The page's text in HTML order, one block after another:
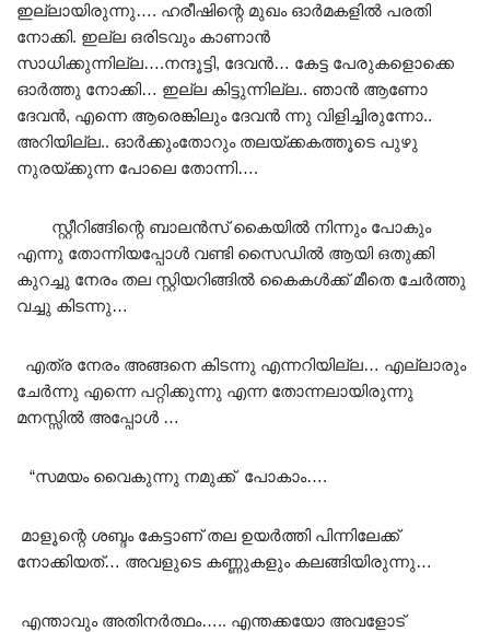
ഇല്ലായിരുന്നു…. ഹരീഷിന്റെ മുഖം ഓർമകളിൽ പരതി
നോക്കി. ഇല്ല ഒരിടവും കാണാൻ
സാധിക്കുന്നില്ല….നന്ദൂട്ടി, ദേവൻ… കേട്ട പേരുകളൊക്കെ
ഓർത്തു നോക്കി… ഇല്ല കിട്ടുന്നില്ല.. ഞാൻ ആണോ
ദേവൻ, എന്നെ ആരെങ്കിലും ദേവൻ ന്നു വിളിച്ചിരുന്നോ..
അറിയില്ല.. ഓർക്കുംതോറും തലയ്ക്കകത്തൂടെ പുഴു
നുരയ്ക്കുന്ന പോലെ തോന്നി….
സ്റ്റീറിങ്ങിന്റെ ബാലൻസ് കൈയിൽ നിന്നും പോകും
എന്നു തോന്നിയപ്പോൾ വണ്ടി സൈഡിൽ ആയി ഒതുക്കി
കുറച്ചു നേരം തല സ്റ്റിയറിങ്ങിൽ കൈകൾക്ക് മീതെ ചേർത്തു
വച്ചു കിടന്നു…
എത്ര നേരം അങ്ങനെ കിടന്നു എന്നറിയില്ല… എല്ലാരും
ചേർന്നു എന്നെ പറ്റിക്കുന്നു എന്ന തോന്നലായിരുന്നു
മനസ്സിൽ അപ്പോൾ …
“സമയം വൈകുന്നു നമുക്ക് പോകാം….
മാളൂന്റെ ശബ്ദം കേട്ടാണ് തല ഉയർത്തി പിന്നിലേക്ക്
നോക്കിയത്… അവളുടെ കണ്ണുകളും കലങ്ങിയിരുന്നു…
എന്താവും അതിനർത്ഥം….. എന്തക്കയോ അവളോട്‌